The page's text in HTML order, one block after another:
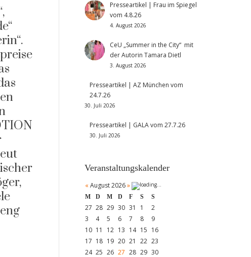
Presseartikel | Frau im Spiegel
vom 4.8.26
4. August 2026
CeU „Summer in the City“ mit
der Autorin Tamara Dietl
3. August 2026
Presseartikel | AZ München vom
24.7.26
30. Juli 2026
Presseartikel | GALA vom 27.7.26
30. Juli 2026
Veranstaltungskalender
« August 2026 »
M D M D F S S
27 28 29 30 31 1
2
3
4 5 6 7 8
9
10 11 12 13 14 15 16
17 18 19 20 21 22 23
24 25 26 27 28 29 30